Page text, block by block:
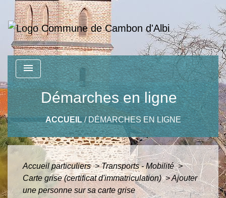
menu
Démarches en ligne
ACCUEIL/DÉMARCHES EN LIGNE
Accueil particuliers> Transports - Mobilité>
Carte grise (certificat d'immatriculation)>Ajouter
une personne sur sa carte grise